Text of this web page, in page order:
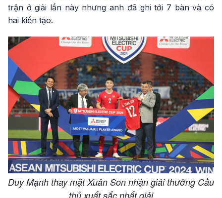
trận ở giải lần này nhưng anh đã ghi tới 7 bàn và có
hai kiến tạo.
Duy Mạnh thay mặt Xuân Son nhận giải thưởng Cầu
thủ xuất sắc nhất giải